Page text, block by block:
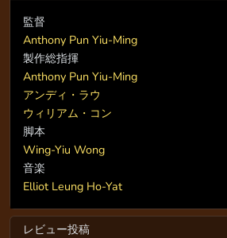
監督
Anthony Pun Yiu-Ming
製作総指揮
Anthony Pun Yiu-Ming
アンディ・ラウ
ウィリアム・コン
脚本
Wing-Yiu Wong
音楽
Elliot Leung Ho-Yat
レビュー投稿